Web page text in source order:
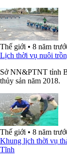
Thế giới • 8 năm
Lịch thời vụ nuôi
Sở NN&PTNT tỉnh
thủy sản năm 2018.
Thế giới • 8 năm
Khung lịch thời vụ
Tĩnh